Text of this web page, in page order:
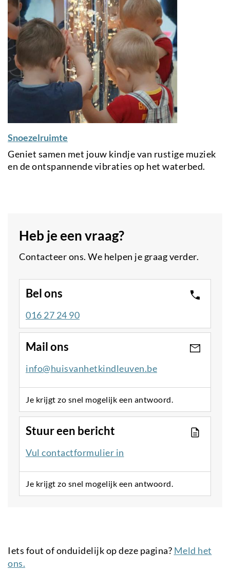
a
l
l
i
n
k
Snoezelruimte
Geniet samen met jouw kindje van rustige muziek
en de ontspannende vibraties op het waterbed.
Heb je een vraag?
Contacteer ons. We helpen je graag verder.
Bel ons
016 27 24 90
Mail ons
info@huisvanhetkindleuven.be
Je krijgt zo snel mogelijk een antwoord.
Stuur een bericht
Vul contactformulier in
Je krijgt zo snel mogelijk een antwoord.
Iets fout of onduidelijk op deze pagina? Meld het
ons.